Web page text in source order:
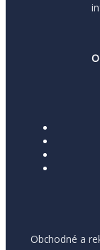
Obchodné a